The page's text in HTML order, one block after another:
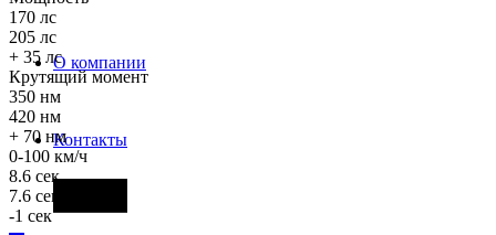
О компании
Контакты
170 лс
205 лс
+ 35 лс
Крутящий момент
350 нм
420 нм
+ 70 нм
0-100 км/ч
8.6 сек
7.6 сек
-1 сек